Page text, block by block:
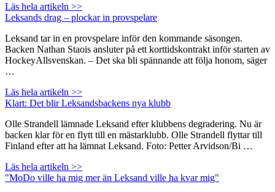
Läs hela artikeln >>
Leksands drag – plockar in provspelare
Leksand tar in en provspelare inför den kommande säsongen.
Backen Nathan Staois ansluter på ett korttidskontrakt inför starten av
HockeyAllsvenskan. – Det ska bli spännande att följa honom, säger
…
Läs hela artikeln >>
Klart: Det blir Leksandsbackens nya klubb
Olle Strandell lämnade Leksand efter klubbens degradering. Nu är
backen klar för en flytt till en mästarklubb. Olle Strandell flyttar till
Finland efter att ha lämnat Leksand. Foto: Petter Arvidson/Bi …
Läs hela artikeln >>
"MoDo ville ha mig mer än Leksand ville ha kvar mig"